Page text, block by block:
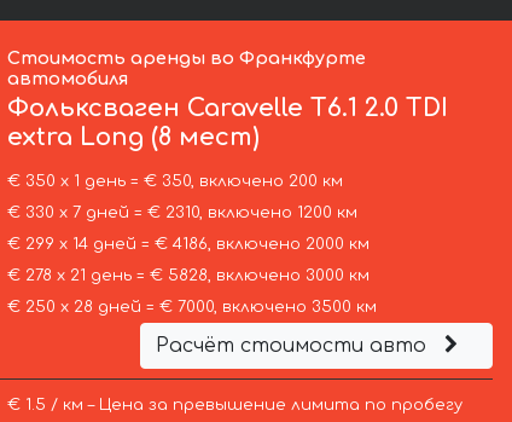
Стоимость аренды во Франкфурте
автомобиля
Фольксваген Caravelle T6.1 2.0 TDI
extra Long (8 мест)
€ 350 х 1 день = € 350, включено 200 км
€ 330 х 7 дней = € 2310, включено 1200 км
€ 299 х 14 дней = € 4186, включено 2000 км
€ 278 х 21 день = € 5828, включено 3000 км
€ 250 х 28 дней = € 7000, включено 3500 км
Расчёт стоимости авто
€ 1.5 / км – Цена за превышение лимита по пробегу